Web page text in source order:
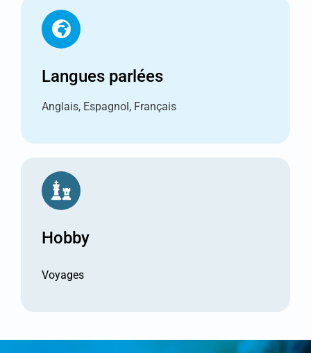
Langues parlées
Anglais, Espagnol, Français
Hobby
Voyages